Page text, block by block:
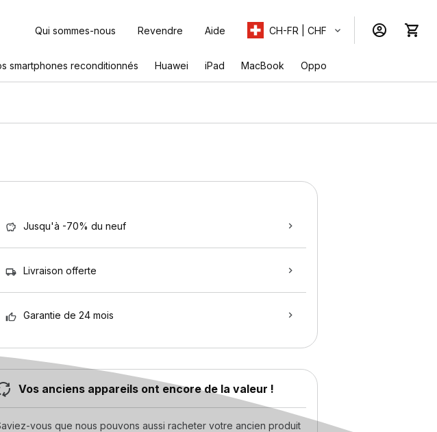
Qui sommes-nous Revendre Aide CH-FR | CHF
smartphones reconditionnés Huawei iPad MacBook Oppo
Jusqu'à -70% du neuf
Livraison offerte
Garantie de 24 mois
Vos anciens appareils ont encore de la valeur !
vous que nous pouvons aussi racheter votre ancien produit